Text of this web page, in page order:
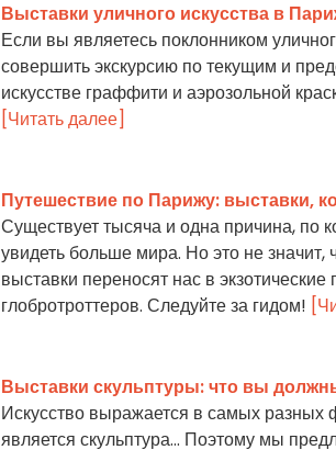
Выставки уличного искусства в
Если вы являетесь поклонником
совершить экскурсию по текущим и
искусстве граффити и аэрозольной
[Читать далее]
Путешествие по Парижу: выставки,
Существует тысяча и одна причина, по
увидеть больше мира. Но это не
выставки переносят нас в
глобротроттеров. Следуйте за гидом!
Выставки скульптуры: что вы
Искусство выражается в самых
является скульптура... Поэтому мы